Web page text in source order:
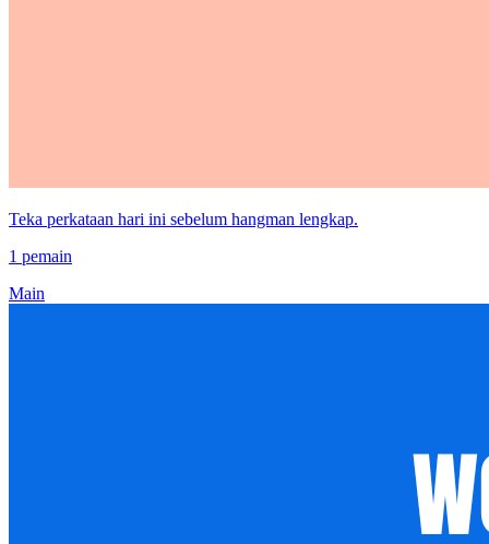
Teka perkataan hari ini sebelum hangman lengkap.
1 pemain
Main